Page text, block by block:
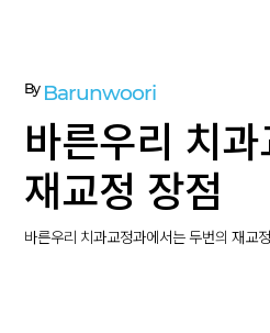
By Barunwoori
바른우리 치
재교정 장점
바른우리 치과교정과에서는 두번의 재교